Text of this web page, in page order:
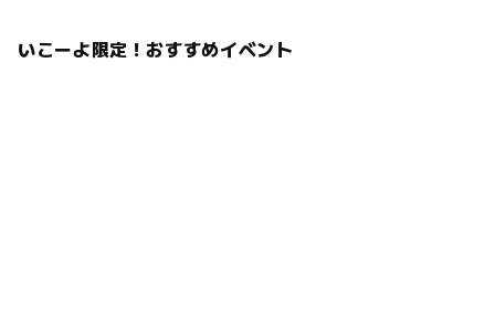
いこーよ限定！おすすめイベント